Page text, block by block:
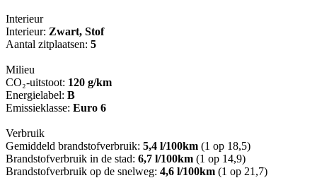
Interieur
Interieur: Zwart, Stof
Aantal zitplaatsen: 5
Milieu
CO₂-uitstoot: 120 g/km
Energielabel: B
Emissieklasse: Euro 6
Verbruik
Gemiddeld brandstofverbruik: 5,4 l/100km (1 op 18,5)
Brandstofverbruik in de stad: 6,7 l/100km (1 op 14,9)
Brandstofverbruik op de snelweg: 4,6 l/100km (1 op 21,7)